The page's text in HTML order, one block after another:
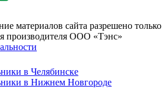
материалов сайта разрешено только
производителя ООО «Тэнс»
в Челябинске
в Нижнем Новгороде